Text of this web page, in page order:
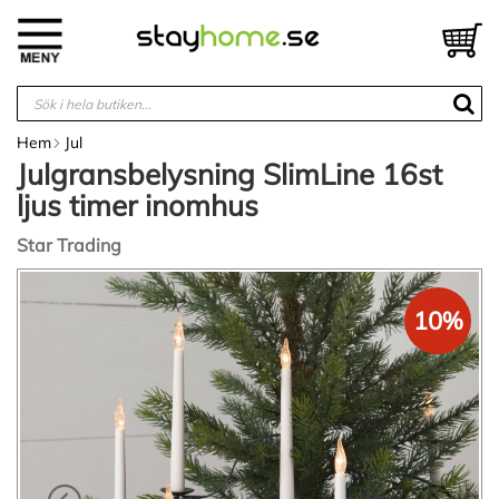
innehållet
Hem Jul
Julgransbelysning SlimLine 16st
ljus timer inomhus
Star Trading
till
10%